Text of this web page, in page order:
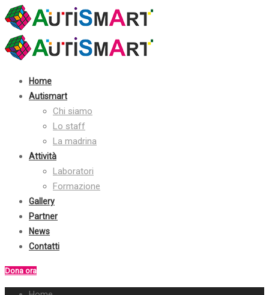
Home
Autismart
Chi siamo
Lo staff
La madrina
Attività
Laboratori
Formazione
Gallery
Partner
News
Contatti
Dona ora